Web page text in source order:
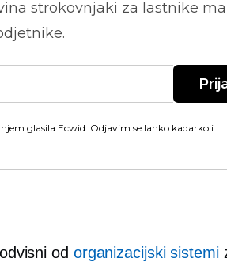
strokovnjaki za lastnike
glasila Ecwid. Odjavim se lahko kadarkoli.
od organizacijski sistemi